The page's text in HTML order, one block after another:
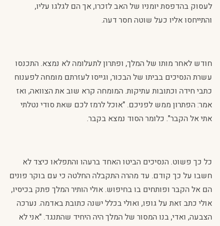
לעסוק בהדפסת יומניו של האב לזכרו, אך הם לגלגו עליו,
והתייחסו אליו כעל שוטה חסר דעה.
חודש לאחר מותו של המלך, ופתרון לתעלומה לא נמצא. התכנסו
עשרת הנסיכים בביתו של הבכור, וגייסו לעזרתם מומחה לפענוח
כתבי חידה וכתובות עתיקות. המומחה קרא שוב את הצוואה, ואז
אמר: הפתרון ממש לפניכם. "אוכל לרמז לכם שאת סודי נטלתי
אתי אל הקבר". כלומר הסוד נמצא בקבר.
כל כך פשוט. הנסיכים הביטו האחד ברעהו והתפלאו כיצד לא
חשבו על כך קודם. עד מהרה התקבלה החלטה כי עם בוקר פונים
הם אל הקבר ופותחים בו בחיפוש. אולי הותיר המלך פתק בכיסיו,
אולי כתב זאת על גופו, ואולי בכלל ישנה כתובת באדמה. נערכה
הצבעה, ואדי, בנו המסור של המלך היה היחיד שהתנגד. "אני לא